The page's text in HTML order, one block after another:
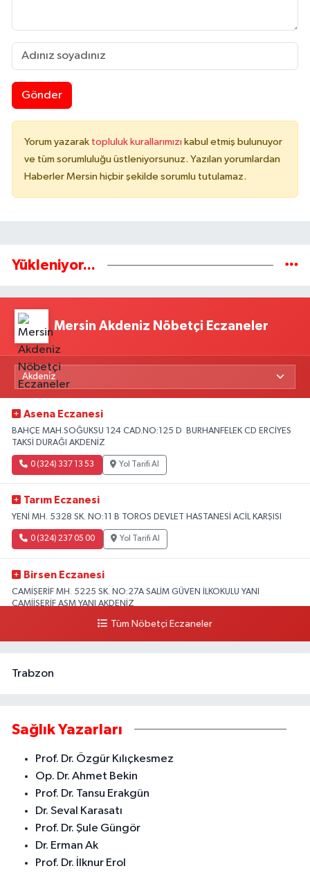
Gönder
Yorum yazarak topluluk kurallarımızı kabul etmiş bulunuyor
ve tüm sorumluluğu üstleniyorsunuz. Yazılan yorumlardan
Haberler Mersin hiçbir şekilde sorumlu tutulamaz.
Yükleniyor...
Mersin Akdeniz Nöbetçi Eczaneler
Asena Eczanesi
BAHÇE MAH.SOĞUKSU 124 CAD.NO:125 D BURHANFELEK CD ERCİYES
TAKSİ DURAĞI AKDENİZ
0 (324) 337 13 53 Yol Tarifi Al
Tarım Eczanesi
YENİ MH. 5328 SK. NO:11 B TOROS DEVLET HASTANESİ ACİL KARŞISI
0 (324) 237 05 00 Yol Tarifi Al
Birsen Eczanesi
CAMİŞERİF MH. 5225 SK. NO:27A SALİM GÜVEN İLKOKULU YANI
CAMİİŞERİF ASM YANI AKDENİZ
Yol Tarifi Al
Tüm Nöbetçi Eczaneler
Trabzon
Sağlık Yazarları
Prof. Dr. Özgür Kılıçkesmez
Op. Dr. Ahmet Bekin
Prof. Dr. Tansu Erakgün
Dr. Seval Karasatı
Prof. Dr. Şule Güngör
Dr. Erman Ak
Prof. Dr. İlknur Erol